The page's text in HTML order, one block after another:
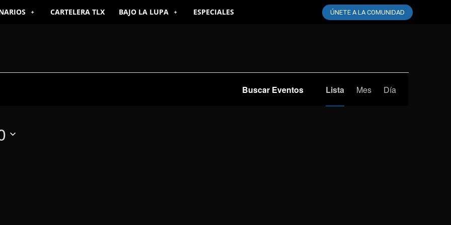
CARTELERA TLX BAJO LA LUPA ESPECIALES ÚNETE A LA COMUNIDAD
Buscar Eventos
de
Lista Mes Día